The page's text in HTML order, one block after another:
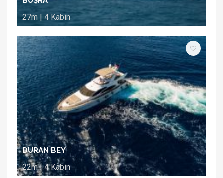
27m | 4 Kabin
DURAN BEY
22m | 4 Kabin